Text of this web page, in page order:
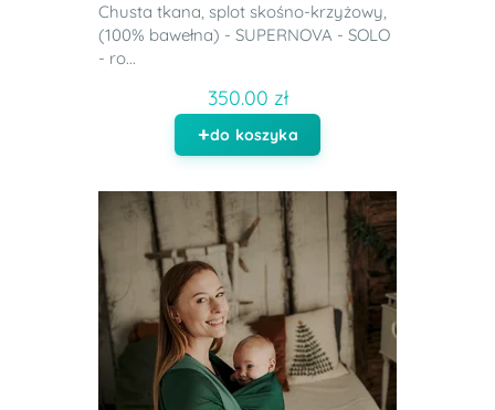
Chusta tkana, splot skośno-krzyżowy,
(100% bawełna) - SUPERNOVA - SOLO
- ro...
350.00 zł
do koszyka